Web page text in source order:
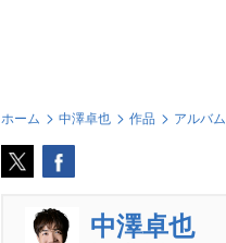
ホーム 中澤卓也 作品 アルバム
中澤卓也